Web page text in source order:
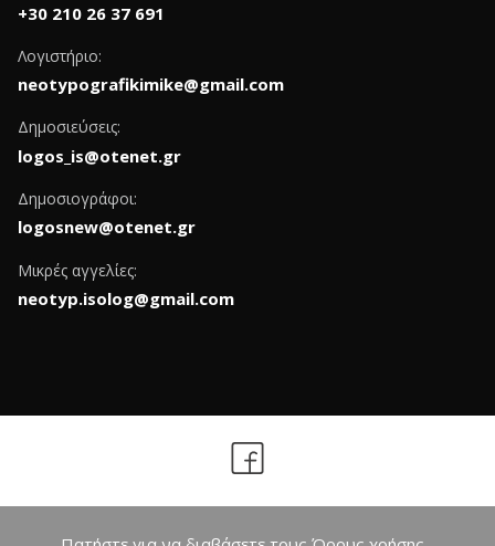
+30 210 26 37 691
Λογιστήριο:
neotypografikimike@gmail.com
Δημοσιεύσεις:
logos_is@otenet.gr
Δημοσιογράφοι:
logosnew@otenet.gr
Μικρές αγγελίες:
neotyp.isolog@gmail.com